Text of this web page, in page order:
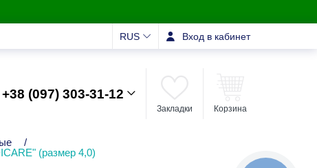
RUS Вход в кабинет
+38 (097) 303-31-12
Закладки Корзина
/
(размер 4,0)